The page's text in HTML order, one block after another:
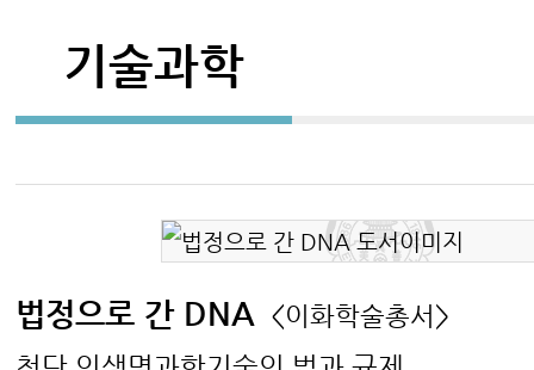
기술과학
법정으로 간 DNA <이화학술총서>